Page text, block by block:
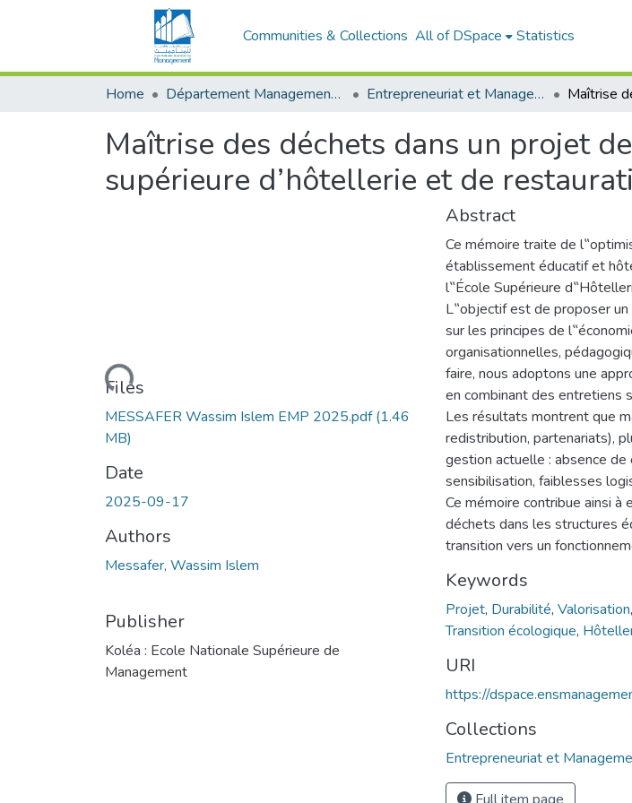
Communities & Collections All of DSpace Statistics
Home Département Management et Entrepreneuriat Entrepreneuriat et Management de Projets (EMP)
Maîtrise des déchets dans un projet
supérieure d’hôtellerie et de
Loading...
Files
MESSAFER Wassim Islem EMP 2025.pdf(1.46
MB)
Date
2025-09-17
Authors
Messafer, Wassim Islem
Publisher
Koléa : Ecole Nationale Supérieure de
Management
Abstract
Ce mémoire traite de
établissement éducatif et
l‟École Supérieure
L‟objectif est de proposer
sur les principes de
organisationnelles,
faire, nous adoptons une
en combinant des entretiens
Les résultats montrent que
redistribution, partenariats),
gestion actuelle : absence
sensibilisation, faiblesses
Ce mémoire contribue ainsi à
déchets dans les structures
transition vers un
Keywords
Projet, Durabilité, Valorisation,
Transition écologique,
URI
https://
Collections
Entrepreneuriat et